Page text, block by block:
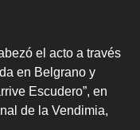
el acto a través
en Belgrano y
Escudero”, en
de la Vendimia,